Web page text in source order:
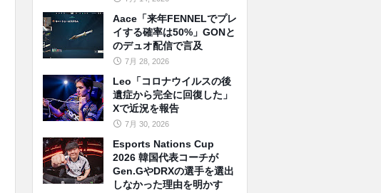
Aace「来年FENNELでプレ
イする確率は50%」GONと
のデュオ配信で言及
7月 28, 2026
Leo「コロナウイルスの後
遺症から完全に回復した」
Xで近況を報告
7月 30, 2026
Esports Nations Cup
2026 韓国代表コーチが
Gen.GやDRXの選手を選出
しなかった理由を明かす